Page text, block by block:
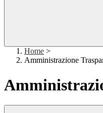
Home >
Amministrazione